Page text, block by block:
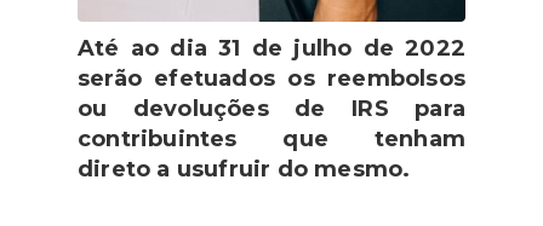
Até ao dia 31 de julho de 2022
serão efetuados os reembolsos
ou devoluções de IRS para
contribuintes que tenham
direto a usufruir do mesmo.